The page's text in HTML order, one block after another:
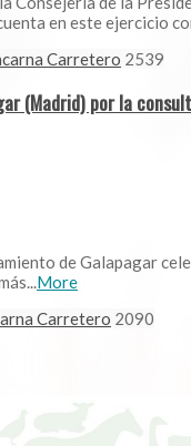
en este ejercicio
Carretero 2539
(Madrid) por la
de Galapagar
More
Carretero 2090